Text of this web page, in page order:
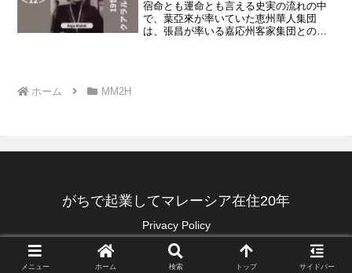
宿命とも運命とも言える史実の流れの中
で、葉亞來が率いていた恵州華人集団
は、張昌が率いる嘉応州客家集団との武
ホーム
MM2H
がちで起業してマレーシア在住20年
Privacy Policy
one-digi-one.com
メニュー ホーム 検索 トップ サイドバー